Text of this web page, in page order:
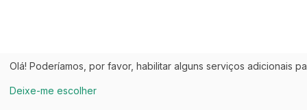
Olá! Poderíamos, por favor, habilitar alguns serviços adicionais
Deixe-me escolher